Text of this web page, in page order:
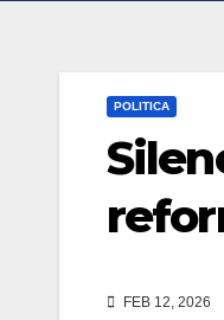
POLITICA
FEB 12, 2026